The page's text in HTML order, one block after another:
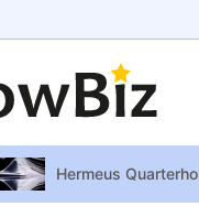
Hermeus
Tether